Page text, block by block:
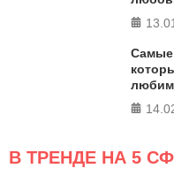
Самые
В ТРЕНДЕ НА 5